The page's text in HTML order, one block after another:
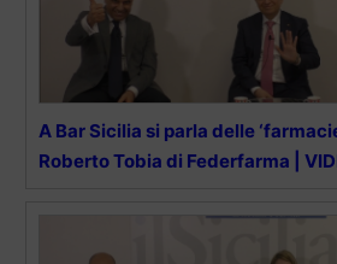
A Bar Sicilia si parla delle
Roberto Tobia di Federfarma |